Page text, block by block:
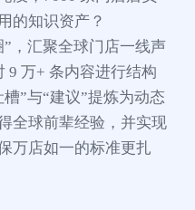
的知识资产？
，汇聚全球门店一线声
9 万+ 条内容进行结构
”与“建议”提炼为动态
全球前辈经验，并实现
万店如一的标准更扎